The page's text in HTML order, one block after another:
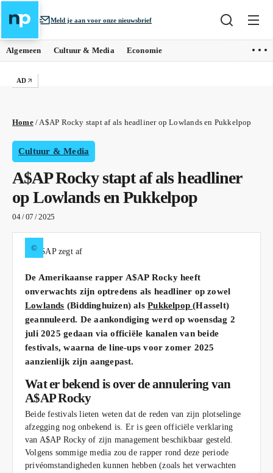
Meld je aan voor onze nieuwsbrief
Algemeen Cultuur & Media Economie
AD
Home/A$AP Rocky stapt af als headliner op Lowlands en Pukkelpop
Cultuur & Media
A$AP Rocky stapt af als headliner
op Lowlands en Pukkelpop
04 / 07 / 2025
©
De Amerikaanse rapper A$AP Rocky heeft
onverwachts zijn optredens als headliner op zowel
Lowlands (Biddinghuizen) alsPukkelpop(Hasselt)
geannuleerd. De aankondiging werd op woensdag 2
juli 2025 gedaan via officiële kanalen van beide
festivals, waarna de line‑ups voor zomer 2025
aanzienlijk zijn aangepast.
Wat er bekend is over de annulering van
A$AP Rocky
Beide festivals lieten weten dat de reden van zijn plotselinge
afzegging nog onbekend is. Er is geen officiële verklaring
van A$AP Rocky of zijn management beschikbaar gesteld.
Volgens sommige media zou de rapper rond deze periode
privéomstandigheden kunnen hebben (zoals het verwachten